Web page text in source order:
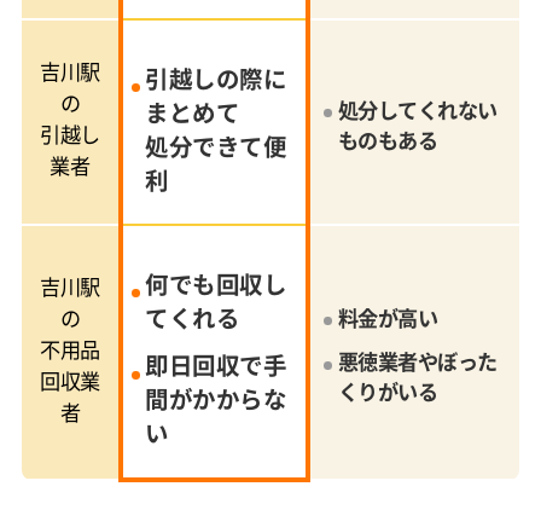
吉川駅
の
引越し
業者
引越しの際に
まとめて
処分できて便
利
処分してくれない
ものもある
吉川駅
の
不用品
回収業
者
何でも回収し
てくれる
即日回収で手
間がかからな
い
料金が高い
悪徳業者やぼった
くりがいる